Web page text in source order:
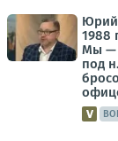
Юрий
1988
Мы —
под